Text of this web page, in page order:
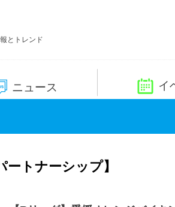
とトレンド
ニュース イ
トナーシップ】